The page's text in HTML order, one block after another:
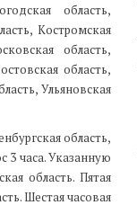
область,
Костромская
область,
область,
Ульяновская
область,
3 часа. Указанную
область. Пятая
Шестая часовая